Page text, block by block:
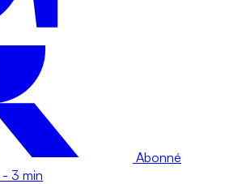
Abonné
- 3 min